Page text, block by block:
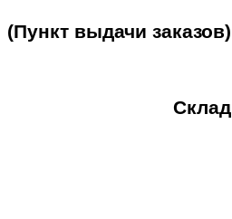
(Пункт выдачи заказов)
Склад